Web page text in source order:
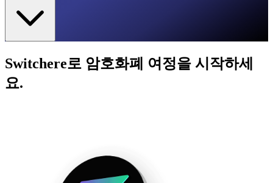
Switchere로 암호화폐 여정을 시작하세
요.